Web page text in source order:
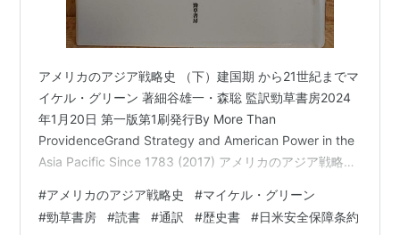
アメリカのアジア戦略史 （下）建国期 から21世紀までマ
イケル・グリーン 著細谷雄一・森聡 監訳勁草書房2024
年1月20日 第一版第1刷発行By More Than
ProvidenceGrand Strategy and American Power in the
Asia Pacific Since 1783 (2017) アメリカのアジア戦略史
ソ連の台頭（承前）第8章 アジア戦略とベトナムでのエ
スカレーション 1961-1968年 「 混乱していないもの
#アメリカのアジア戦略史 #マイケル・グリーン
#勁草書房 #読書 #通訳 #歴史書 #日米安全保障条約